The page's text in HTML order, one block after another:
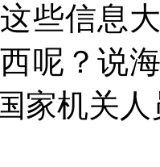
些信息
呢？说
家机关